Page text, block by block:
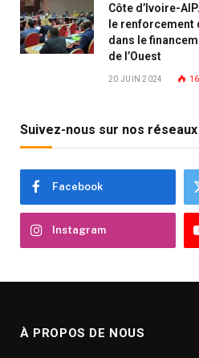
Côte d’Ivoire-
le renforcement
dans le
de l’Ouest
20 JUIN 2024
Suivez-nous sur nos
Facebook
Instagram
À PROPOS DE NOUS